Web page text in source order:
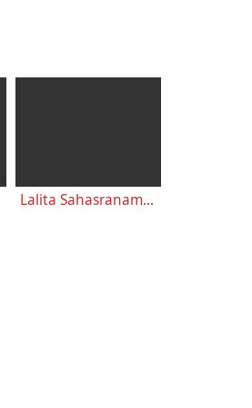
Lalita Sahasranama - Tausend Namen Lalitas - Hinduismus Wörterbuch